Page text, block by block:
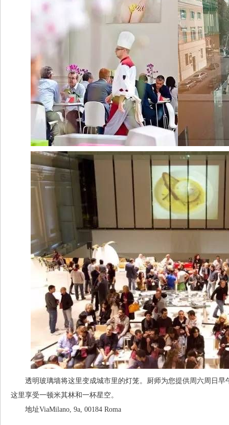
透明玻璃墙将这里变成城市里的灯笼。厨师为您提供周六周日早
这里享受一顿米其林和一杯星空。
地址ViaMilano, 9a, 00184 Roma